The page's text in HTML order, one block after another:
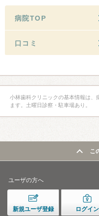
病院TOP
口コミ
小林歯科クリニックの基本情報は、
ます。土曜日診察・駐車場あり。
こ
ユーザの方へ
新規ユーザ登録 ログイン